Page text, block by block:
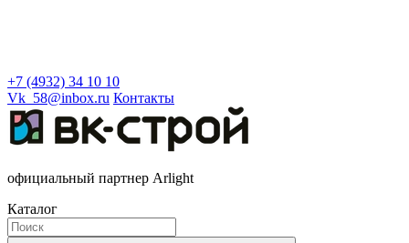
+7 (4932) 34 10 10
Vk_58@inbox.ru Контакты
официальный партнер Arlight
Каталог